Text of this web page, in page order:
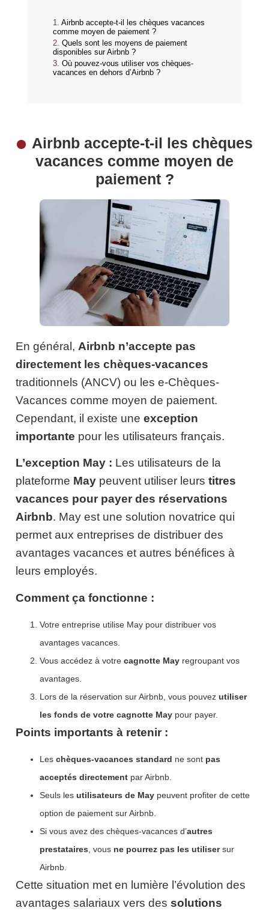
Airbnb accepte-t-il les chèques vacances
comme moyen de paiement ?
Quels sont les moyens de paiement
disponibles sur Airbnb ?
Où pouvez-vous utiliser vos chèques-
vacances en dehors d’Airbnb ?
Airbnb accepte-t-il les chèques
vacances comme moyen de
paiement ?
En général, Airbnb n’accepte pas
directement les chèques-vacances
traditionnels (ANCV) ou les e-Chèques-
Vacances comme moyen de paiement.
Cependant, il existe une exception
importante pour les utilisateurs français.
L’exception May : Les utilisateurs de la
plateforme May peuvent utiliser leurs titres
vacances pour payer des réservations
Airbnb. May est une solution novatrice qui
permet aux entreprises de distribuer des
avantages vacances et autres bénéfices à
leurs employés.
Comment ça fonctionne :
Votre entreprise utilise May pour distribuer vos
avantages vacances.
Vous accédez à votre cagnotte May regroupant vos
avantages.
Lors de la réservation sur Airbnb, vous pouvez utiliser
les fonds de votre cagnotte May pour payer.
Points importants à retenir :
Les chèques-vacances standard ne sont pas
acceptés directement par Airbnb.
Seuls les utilisateurs de May peuvent profiter de cette
option de paiement sur Airbnb.
Si vous avez des chèques-vacances d’autres
prestataires, vous ne pourrez pas les utilisersur
Airbnb.
Cette situation met en lumière l’évolution des
avantages salariaux vers des solutions